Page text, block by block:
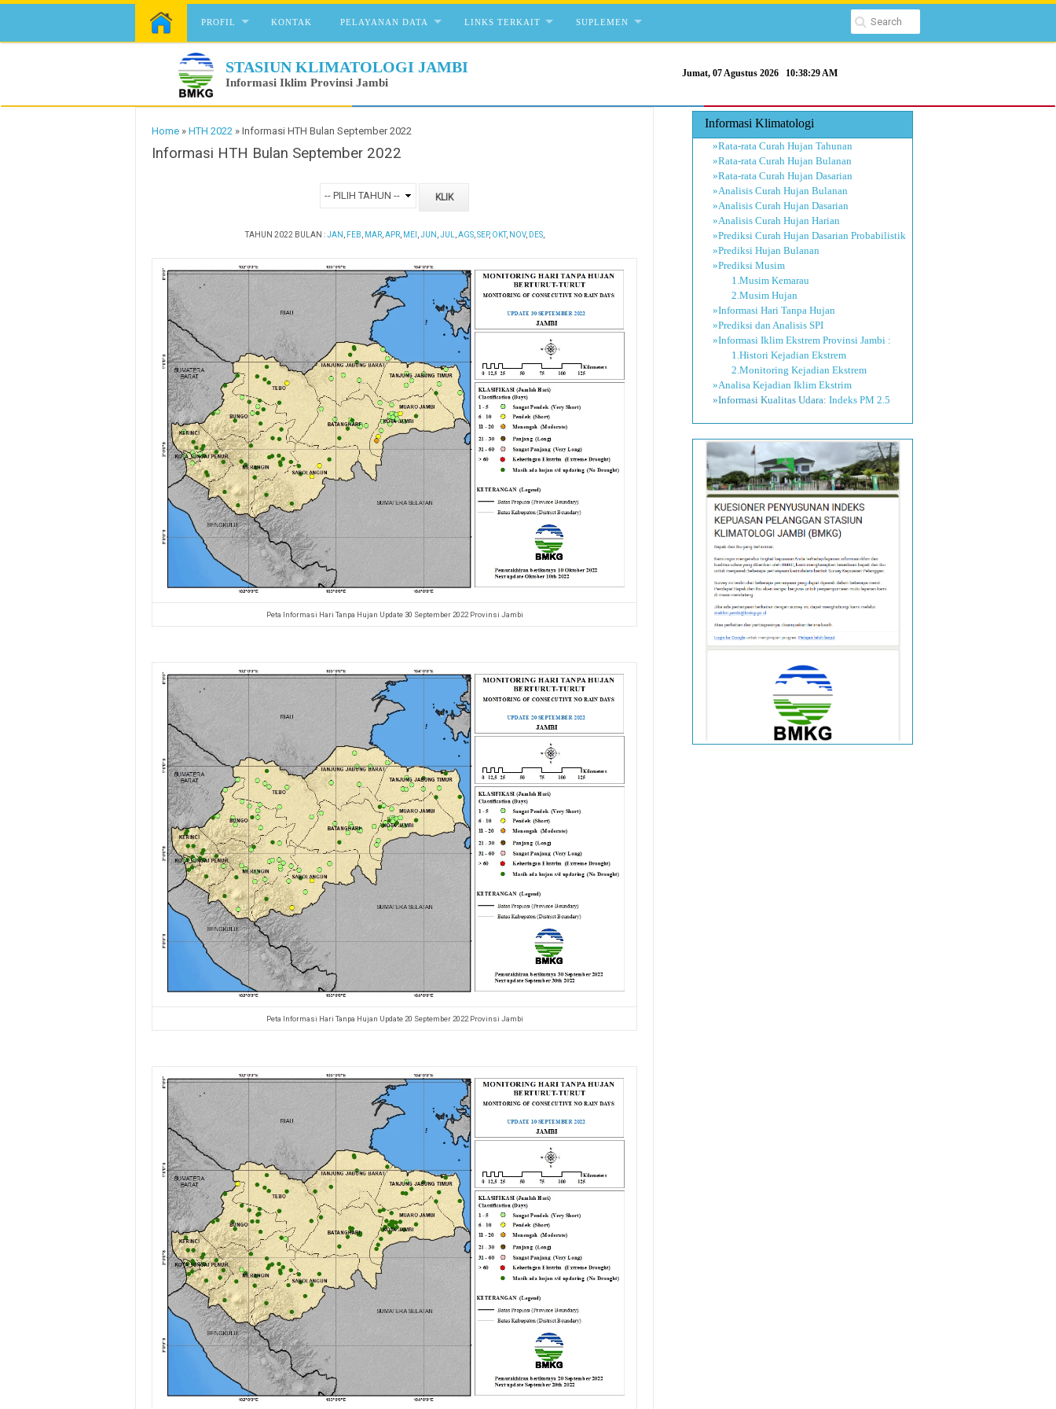
Skip to content
PROFIL KONTAK PELAYANAN DATA LINKS TERKAIT SUPLEMEN
STASIUN KLIMATOLOGI JAMBI
Informasi Iklim Provinsi Jambi
Jumat, 07 Agustus 2026 10:38:29 AM
Home » HTH 2022 » Informasi HTH Bulan September 2022
Informasi HTH Bulan September 2022
TAHUN 2022 BULAN :JAN FEB MAR, APR, MEI JUN JUL AGS, SEP, OKT, NOV, DES,
Peta Informasi Hari Tanpa Hujan Update 30 September 2022 Provinsi Jambi
Peta Informasi Hari Tanpa Hujan Update 20 September 2022 Provinsi Jambi
Informasi Klimatologi
»Rata-rata Curah Hujan Tahunan
»Rata-rata Curah Hujan Bulanan
»Rata-rata Curah Hujan Dasarian
»Analisis Curah Hujan Bulanan
»Analisis Curah Hujan Dasarian
»Analisis Curah Hujan Harian
»Prediksi Curah Hujan Dasarian Probabilistik
»Prediksi Hujan Bulanan
»Prediksi Musim
1.Musim Kemarau
2.Musim Hujan
»Informasi Hari Tanpa Hujan
»Prediksi dan Analisis SPI
»Informasi Iklim Ekstrem Provinsi Jambi :
1.Histori Kejadian Ekstrem
2.Monitoring Kejadian Ekstrem
»Analisa Kejadian Iklim Ekstrim
»Informasi Kualitas Udara: Indeks PM 2.5